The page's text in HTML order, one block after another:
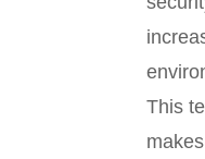
This